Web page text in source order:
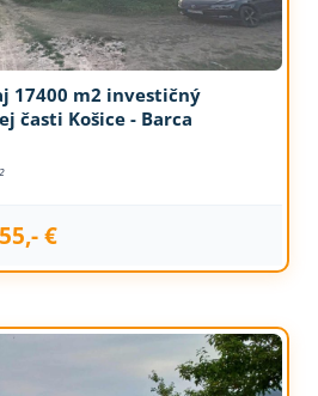
17400 m2 investičný
časti Košice - Barca
55,- €